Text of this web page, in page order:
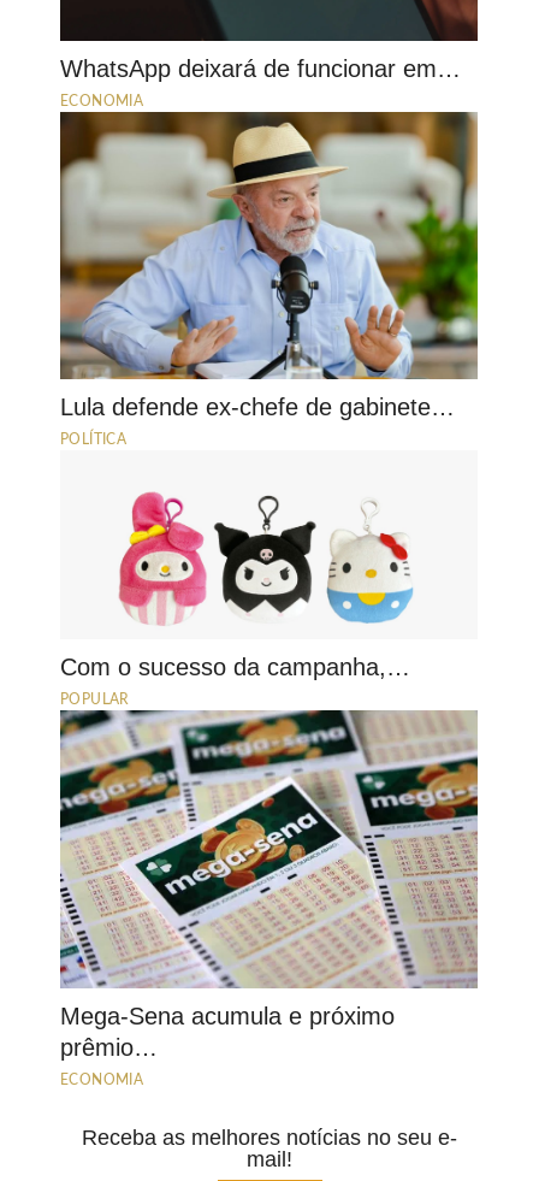
WhatsApp deixará de funcionar em…
ECONOMIA
Lula defende ex-chefe de gabinete…
POLÍTICA
Com o sucesso da campanha,…
POPULAR
Mega-Sena acumula e próximo
prêmio…
ECONOMIA
Receba as melhores notícias no seu e-
mail!